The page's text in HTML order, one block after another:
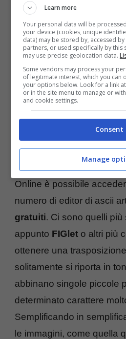
ASCII Art
programmi
Online è possibile
numero di editor di ascii
gratuiti. Ci sono quelli più
appunto FIGlet o altri più
ottenere una
solitamente si riporta in
abbinano singole piccole
determinato carattere
Semplificando in
le immagini, come quella
Learn more
Your personal data will be
your device (cookies, unique
data) may be stored by, accessed
partners, or used specifically by this
may use precise geolocation data.
Some vendors may process your
of legitimate interest, which you can
your options below. Look for a link
or in the site menu to manage or
and cookie settings.
Consent
Manage